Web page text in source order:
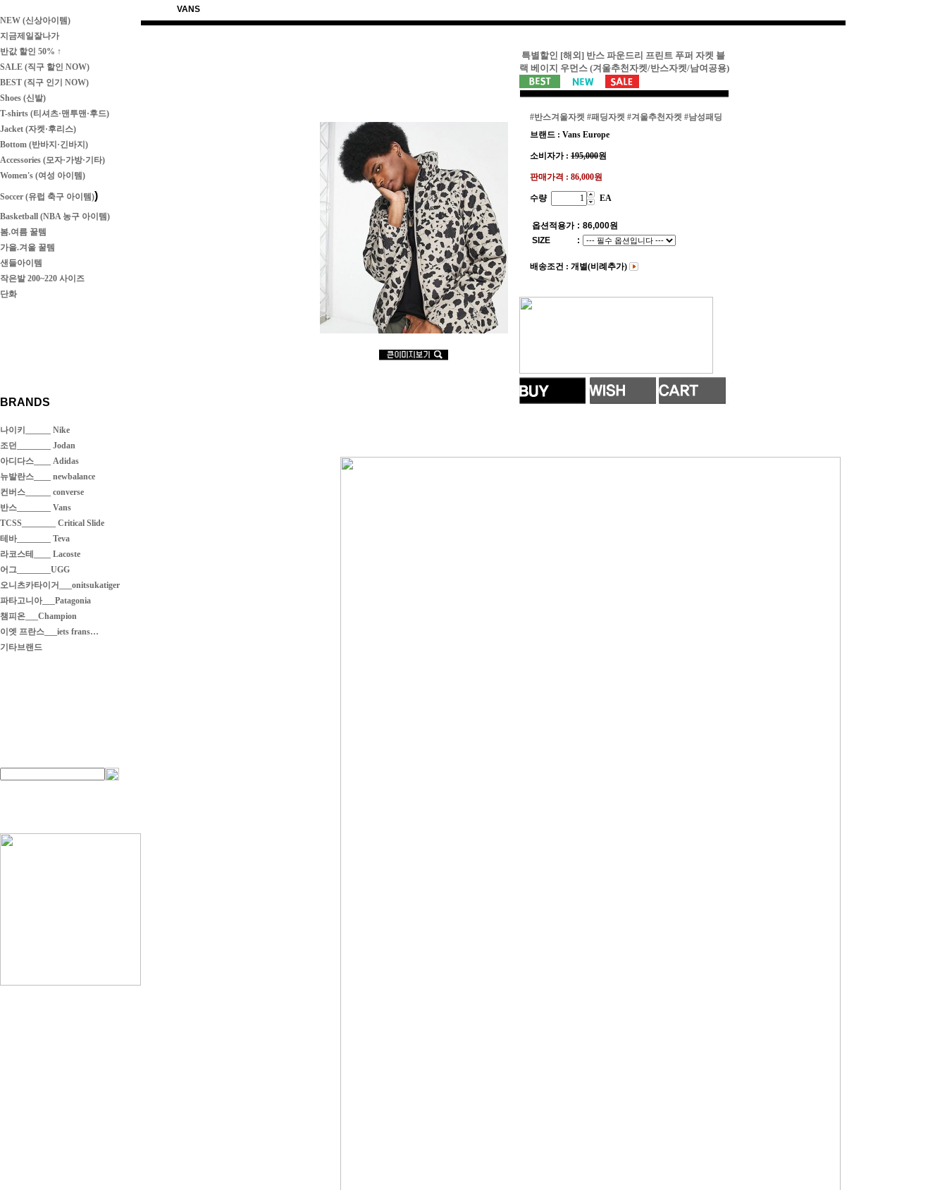
NEW (신상아이템)
지금제일잘나가
반값 할인 50% ↑
SALE (직구 할인 NOW)
BEST (직구 인기 NOW)
Shoes (신발)
T-shirts (티셔츠·맨투맨·후드)
Jacket (자켓·후리스)
Bottom (반바지·긴바지)
Accessories (모자·가방·기타)
Women's (여성 아이템)
Soccer (유럽 축구 아이템))
Basketball (NBA 농구 아이템)
봄.여름 꿀템
가을.겨울 꿀템
샌들아이템
작은발 200~220 사이즈
단화
BRANDS
나이키______ Nike
조던________ Jodan
아디다스____ Adidas
뉴발란스____ newbalance
컨버스______ converse
반스________ Vans
TCSS________ Critical Slide
테바________ Teva
라코스테____ Lacoste
어그________UGG
오니츠카타이거___onitsukatiger
파타고니아___Patagonia
챔피온___Champion
이엣 프란스___iets frans…
기타브랜드
VANS
특별할인 [해외] 반스 파운드리 프린트 푸퍼 자켓 블
랙 베이지 우먼스 (겨울추천자켓/반스자켓/남여공용)
#반스겨울자켓 #패딩자켓 #겨울추천자켓 #남성패딩
브랜드 : Vans Europe
소비자가 : 195,000원
판매가격 : 86,000원
수량 EA
옵션적용가 : 86,000원
SIZE
:
배송조건 : 개별(비례추가)